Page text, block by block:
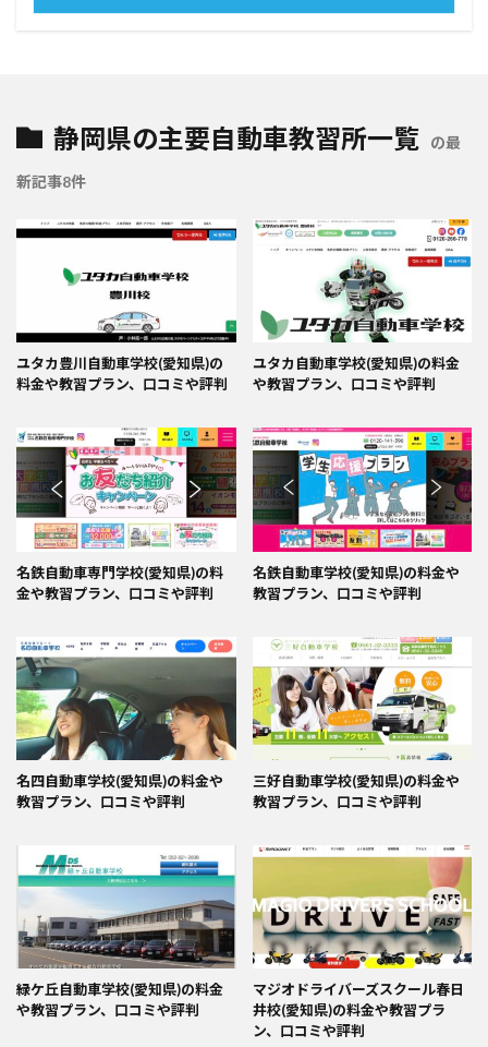
静岡県の主要自動車教習所一覧 の最
新記事8件
ユタカ豊川自動車学校(愛知県)の
料金や教習プラン、口コミや評判
ユタカ自動車学校(愛知県)の料金
や教習プラン、口コミや評判
名鉄自動車専門学校(愛知県)の料
金や教習プラン、口コミや評判
名鉄自動車学校(愛知県)の料金や
教習プラン、口コミや評判
名四自動車学校(愛知県)の料金や
教習プラン、口コミや評判
三好自動車学校(愛知県)の料金や
教習プラン、口コミや評判
緑ケ丘自動車学校(愛知県)の料金
や教習プラン、口コミや評判
マジオドライバーズスクール春日
井校(愛知県)の料金や教習プラ
ン、口コミや評判